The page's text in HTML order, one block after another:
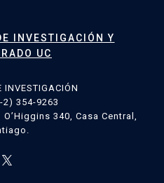
INVESTIGACIÓN Y
UC
INVESTIGACIÓN
2) 354-9263
340, Casa Central,